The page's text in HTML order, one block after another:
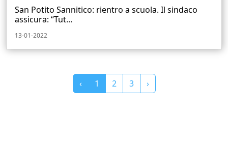
San Potito Sannitico: rientro a scuola. Il sindaco
assicura: “Tut...
13-01-2022
‹ 1 2 3 ›